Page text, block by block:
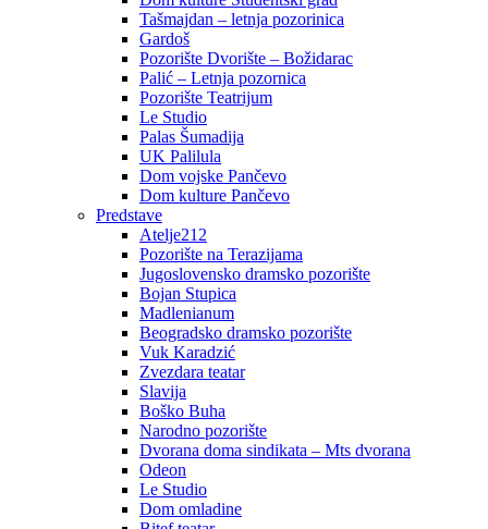
Tašmajdan – letnja pozorinica
Gardoš
Pozorište Dvorište – Božidarac
Palić – Letnja pozornica
Pozorište Teatrijum
Le Studio
Palas Šumadija
UK Palilula
Dom vojske Pančevo
Dom kulture Pančevo
Predstave
Atelje212
Pozorište na Terazijama
Jugoslovensko dramsko pozorište
Bojan Stupica
Madlenianum
Beogradsko dramsko pozorište
Vuk Karadzić
Zvezdara teatar
Slavija
Boško Buha
Narodno pozorište
Dvorana doma sindikata – Mts dvorana
Odeon
Le Studio
Dom omladine